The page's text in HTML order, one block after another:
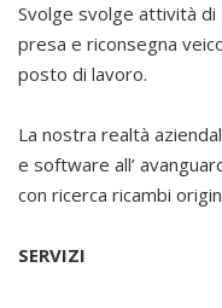
Svolge svolge attività
presa e riconsegna
posto di lavoro.
La nostra realtà
e software all’
con ricerca ricambi
SERVIZI